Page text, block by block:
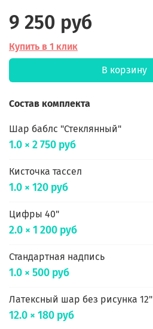
9 250 руб
Купить в 1 клик
В корзину
Состав комплекта
Шар баблс "Стеклянный"
1.0 × 2 750 руб
Кисточка тассел
1.0 × 120 руб
Цифры 40"
2.0 × 1 200 руб
Стандартная надпись
1.0 × 500 руб
Латексный шар без рисунка 12"
12.0 × 180 руб